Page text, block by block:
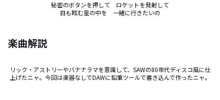
秘密のボタンを押して　ロケットを発射して
目も眩む星の中を　一緒に行きたいの
楽曲解説
リック・アストリーやバナナラマを意識して、SAWの80年代ディスコ風に仕
上げたニャ。今回は楽器なしでDAWに鉛筆ツールで書き込んで作ったニャ。